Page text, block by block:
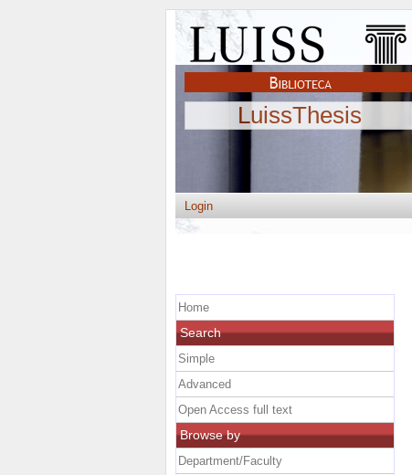
LuissThesis
Login
Home
Search
Simple
Advanced
Open Access full text
Browse by
Department/Faculty